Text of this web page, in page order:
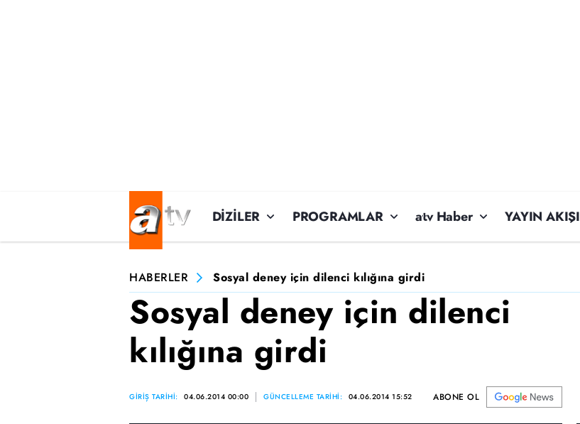
DİZİLER PROGRAMLAR atv Haber YAYIN AKIŞI
HABERLER Sosyal deney için dilenci kılığına girdi
Sosyal deney için dilenci
kılığına girdi
GİRİŞ TARİHİ: 04.06.2014 00:00 GÜNCELLEME TARİHİ: 04.06.2014 15:52 ABONE OL